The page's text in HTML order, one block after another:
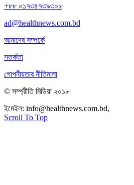
+৮৮ ০১৭৩৪৭৩৯৩০৮
ad@healthnews.com.bd
আমাদের সম্পর্কে
সতর্কতা
গোপনীয়তার নীতিমালা
© সম্প্রীতি মিডিয়া ২০১৮
ইমেইল: info@healthnews.com.bd,
Scroll To Top